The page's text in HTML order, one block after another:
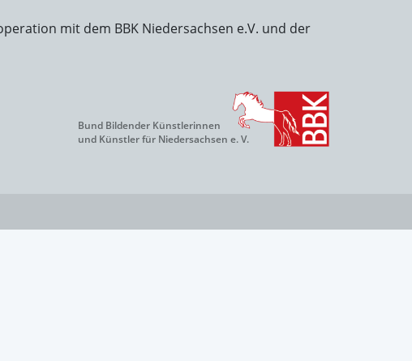
mit dem BBK Niedersachsen e.V. und der
Bund Bildender Künstlerinnen
und Künstler für Niedersachsen e. V.